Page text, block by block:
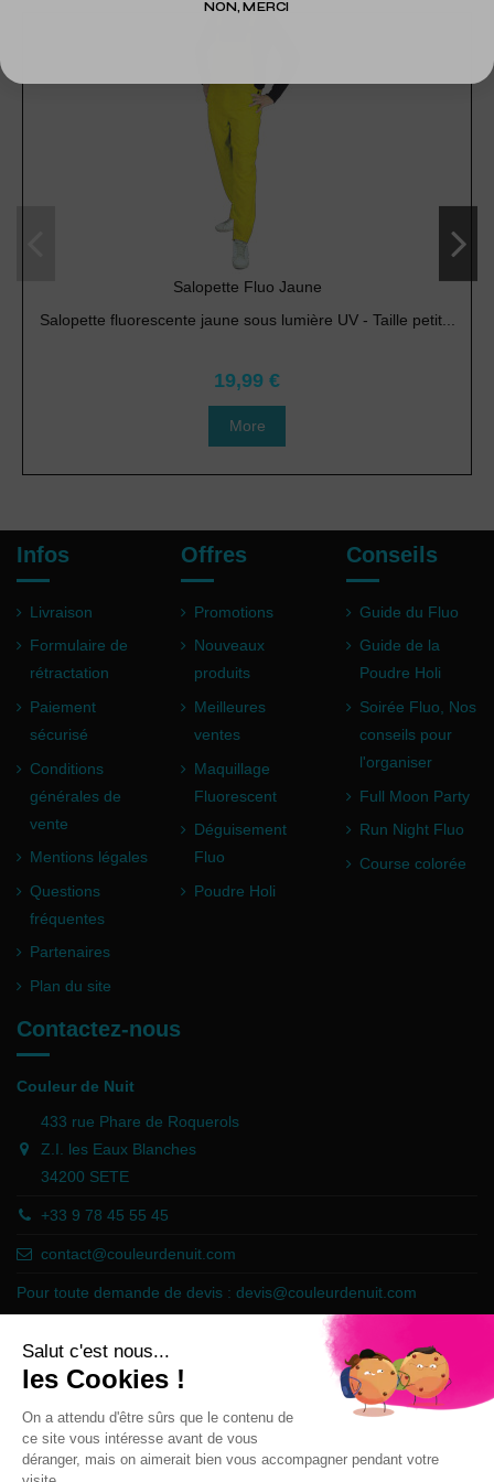
Salopette Fluo Jaune
Salopette fluorescente jaune sous lumière UV - Taille petit...
19,99 €
More
Infos
Livraison
Formulaire de
rétractation
Paiement
sécurisé
Conditions
générales de
vente
Mentions légales
Questions
fréquentes
Partenaires
Plan du site
Offres
Promotions
Nouveaux
produits
Meilleures
ventes
Maquillage
Fluorescent
Déguisement
Fluo
Poudre Holi
Conseils
Guide du Fluo
Guide de la
Poudre Holi
Soirée Fluo, Nos
conseils pour
l'organiser
Full Moon Party
Run Night Fluo
Course colorée
Contactez-nous
Couleur de Nuit
433 rue Phare de Roquerols
Z.I. les Eaux Blanches
34200 SETE
+33 9 78 45 55 45
contact@couleurdenuit.com
Pour toute demande de devis : devis@couleurdenuit.com
Marchand approuvé par la Société des Avis Garantis,cliquez ici pour
vérifier .
Follow us
NON, MERCI